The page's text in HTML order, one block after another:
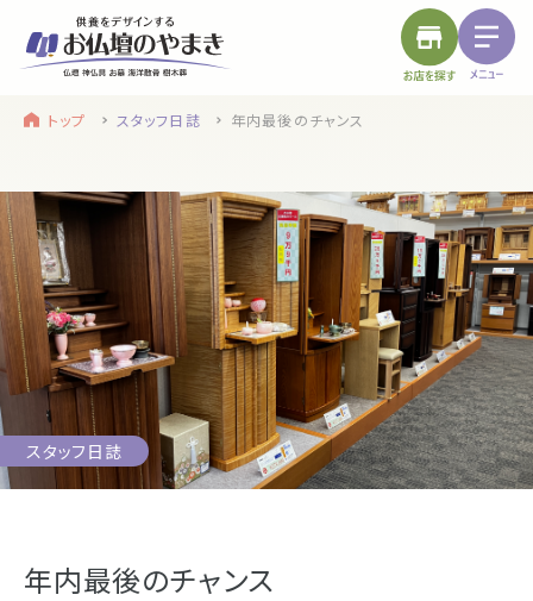
お近くのお店を探す
浜松店
サイトメニュー
トップ
やまきについて
service
静岡のお盆
盆提灯・初盆で使う品・その他お盆用品
main service
お仏壇
トップ スタッフ日誌 年内最後のチャンス
スタッフ日誌
年内最後のチャンス